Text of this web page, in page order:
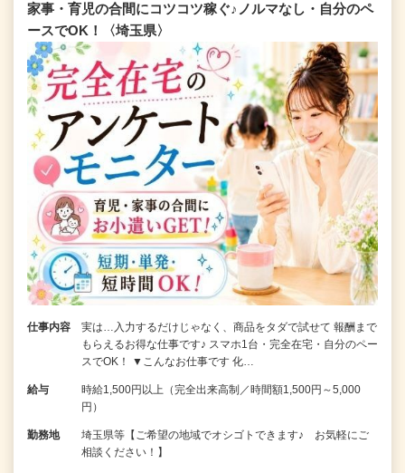
家事・育児の合間にコツコツ稼ぐ♪ノルマなし・自分のペ
ースでOK！〈埼玉県〉
仕事内容
実は…入力するだけじゃなく、商品をタダで試せて 報酬まで
もらえるお得な仕事です♪ スマホ1台・完全在宅・自分のペー
スでOK！ ▼こんなお仕事です 化…
給与
時給1,500円以上（完全出来高制／時間額1,500円～5,000
円）
勤務地
埼玉県等【ご希望の地域でオシゴトできます♪ お気軽にご
相談ください！】